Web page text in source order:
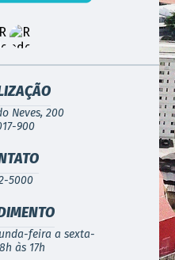
Neves, 200
900
5000
feira a sexta-
às 17h